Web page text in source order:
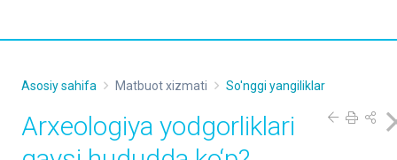
Asosiy sahifa Matbuot xizmati So'nggi yangiliklar
Arxeologiya yodgorliklari